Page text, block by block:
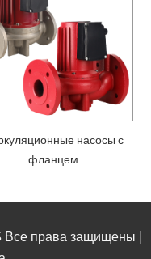
насосы с
фланцем
Все права защищены |